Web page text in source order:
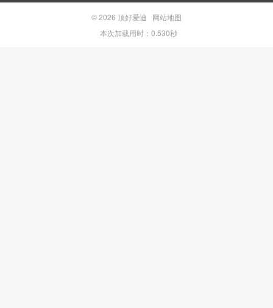
© 2026 顶好爱迪
网站地图
本次加载用时：0.530秒